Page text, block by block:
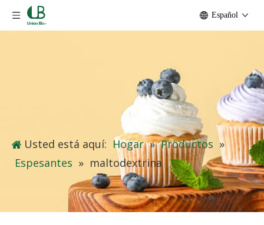
Español
Usted está aquí: Hogar » Productos »
Espesantes » maltodextrina